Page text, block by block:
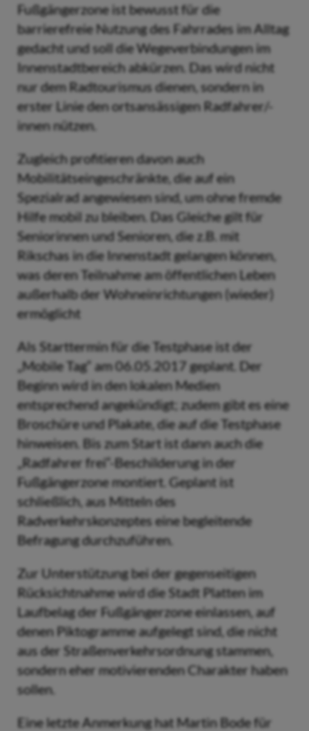
Fußgängerzone ist bewusst für die
barrierefreie Nutzung des Fahrrades im Alltag
gedacht und soll die Wegeverbindungen im
Innenstadtbereich abkürzen. Das wird nicht
nur dem Radtourismus dienen, sondern in
erster Linie den ortsansässigen Radfahrer/-
innen nützen.
Zugleich profitieren davon auch
Mobilitätseingeschränkte, die auf ein
Spezialrad angewiesen sind, um ohne fremde
Hilfe mobil zu bleiben. Das Gleiche gilt für
Seniorinnen und Senioren, die z.B. mit
Rikschas in die Innenstadt gelangen können,
was deren Teilnahme am öffentlichen Leben
außerhalb der Wohneinrichtungen (wieder)
ermöglicht
Als Starttermin für die Testphase ist der
„Mobile Tag“ am 06.05.2017 geplant. Der
Beginn wird in den lokalen Medien
entsprechend angekündigt; zudem gibt es eine
Broschüre und Plakate, die auf die Testphase
hinweisen. Bis zum Start ist dann auch die
„Radfahrer frei“-Beschilderung in der
Fußgängerzone montiert. Geplant ist
schließlich, aus Mitteln des
Radverkehrskonzeptes eine begleitende
Befragung durchzuführen.
Zur Unterstützung bei der gegenseitigen
Rücksichtnahme wird die Stadt Platten im
Laufbelag der Fußgängerzone einlassen, auf
denen Piktogramme aufgelegt sind, die nicht
aus der Straßenverkehrsordnung stammen,
sondern eher motivierenden Charakter haben
sollen.
Eine letzte Anmerkung hat Martin Bode für